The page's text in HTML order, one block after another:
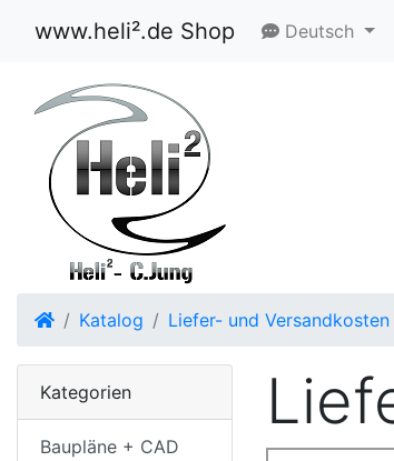
www.heli².de Shop Deutsch
Startseite
Katalog Liefer- und Versandkosten
Kategorien
Baupläne + CAD